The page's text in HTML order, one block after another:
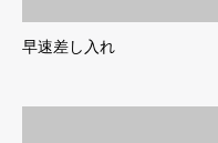
早速差し入れ